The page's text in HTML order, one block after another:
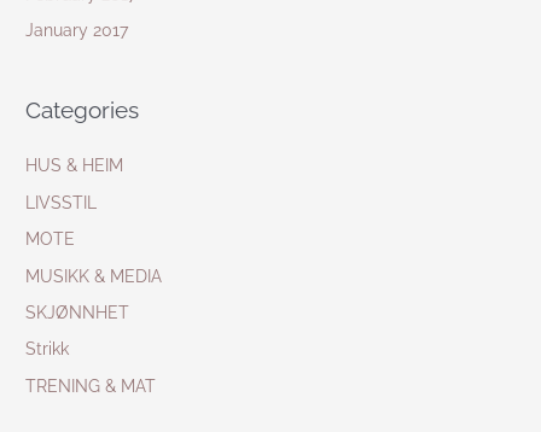
January 2017
Categories
HUS & HEIM
LIVSSTIL
MOTE
MUSIKK & MEDIA
SKJØNNHET
Strikk
TRENING & MAT